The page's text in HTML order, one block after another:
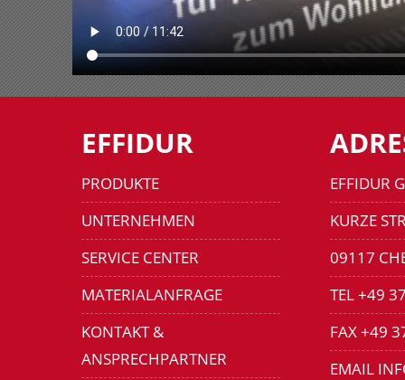
EFFIDUR
PRODUKTE
UNTERNEHMEN
SERVICE CENTER
MATERIALANFRAGE
KONTAKT &
ANSPRECHPARTNER
EFFIDUR
KURZE
09117
TEL +49
FAX +49
EMAIL